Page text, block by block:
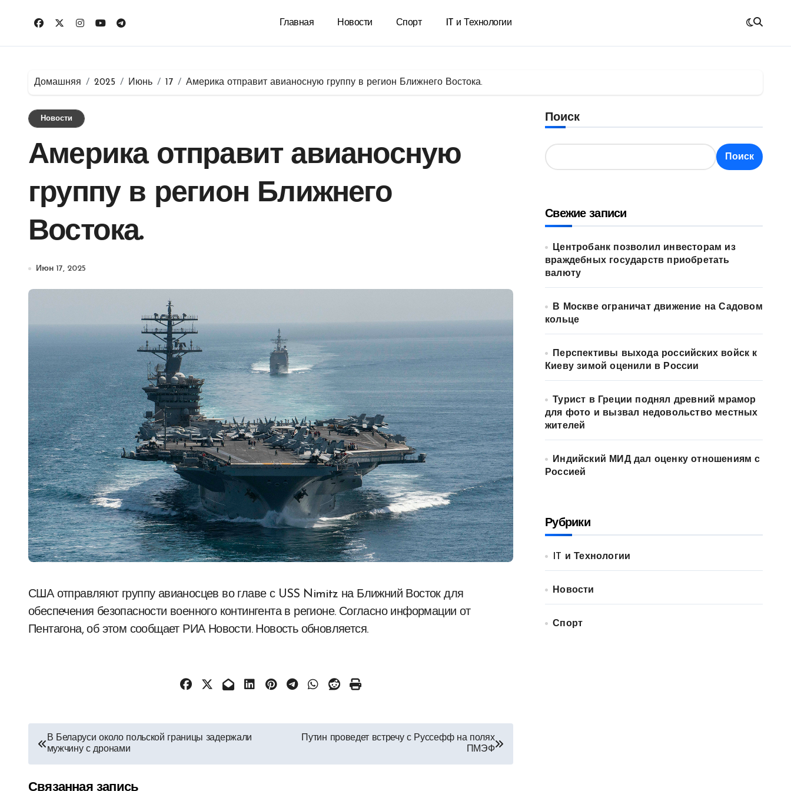
Главная Новости Спорт IT и Технологии
Домашняя 2025 Июнь 17 Америка отправит авианосную группу в регион Ближнего Востока.
Новости
Америка отправит авианосную
группу в регион Ближнего
Востока.
Июн 17, 2025
США отправляют группу авианосцев во главе с USS Nimitz на Ближний Восток для
обеспечения безопасности военного контингента в регионе. Согласно информации от
Пентагона, об этом сообщает РИА Новости. Новость обновляется.
Навигация
по
В Беларуси около польской границы задержали
мужчину с дронами
Путин проведет встречу с Руссефф на полях
ПМЭФ
Связанная запись
Поиск
Поиск
Свежие записи
Центробанк позволил инвесторам из
враждебных государств приобретать
валюту
В Москве ограничат движение на Садовом
кольце
Перспективы выхода российских войск к
Киеву зимой оценили в России
Турист в Греции поднял древний мрамор
для фото и вызвал недовольство местных
жителей
Индийский МИД дал оценку отношениям с
Россией
Рубрики
IT и Технологии
Новости
Спорт